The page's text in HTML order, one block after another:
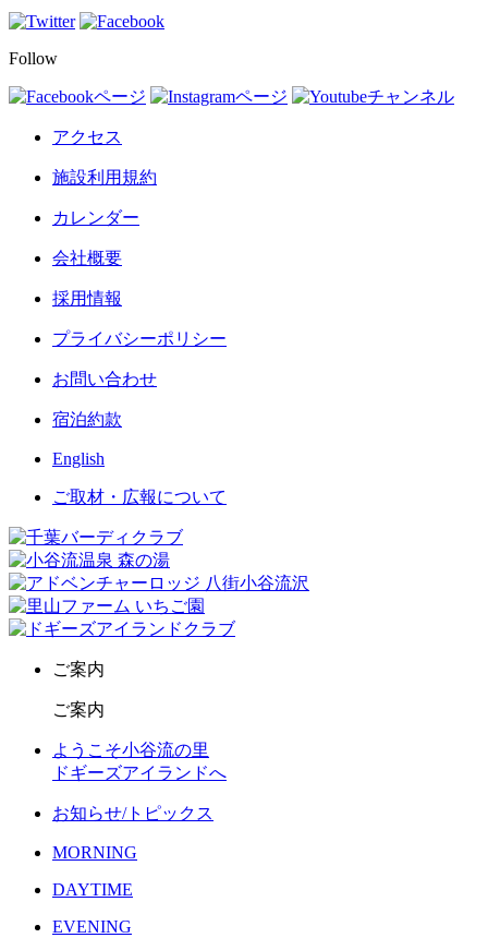
Follow
アクセス
施設利用規約
カレンダー
会社概要
採用情報
プライバシーポリシー
お問い合わせ
宿泊約款
English
ご取材・広報について
ご案内
ご案内
ようこそ小谷流の里
ドギーズアイランドへ
お知らせ/トピックス
MORNING
DAYTIME
EVENING